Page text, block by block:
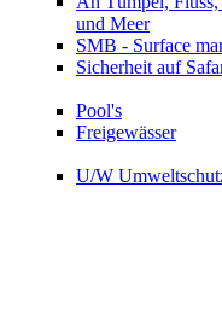
und Meer
SMB - Surface
Sicherheit auf
Pool's
Freigewässer
U/W